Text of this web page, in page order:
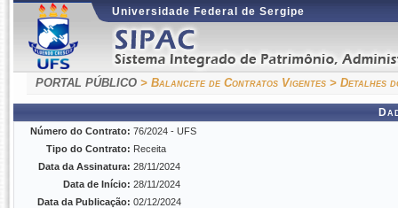
Universidade Federal de Sergipe
PORTAL PÚBLICO > Balancete de Contratos Vigentes > Detalhes
Número do Contrato: 76/2024 - UFS
Tipo do Contrato: Receita
Data da Assinatura: 28/11/2024
Data de Início: 28/11/2024
Data da Publicação: 02/12/2024